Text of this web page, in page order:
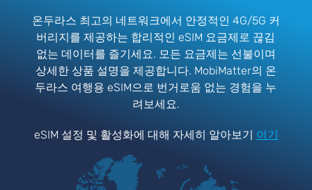
온두라스 최고의 네트워크에서 안정적인 4G/5G 커
버리지를 제공하는 합리적인 eSIM 요금제로 끊김
없는 데이터를 즐기세요. 모든 요금제는 선불이며
상세한 상품 설명을 제공합니다. MobiMatter의 온
두라스 여행용 eSIM으로 번거로움 없는 경험을 누
려보세요.
eSIM 설정 및 활성화에 대해 자세히 알아보기 여기